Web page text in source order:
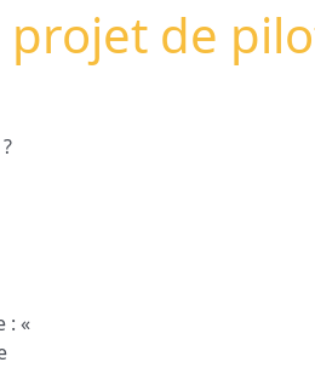
de
: «